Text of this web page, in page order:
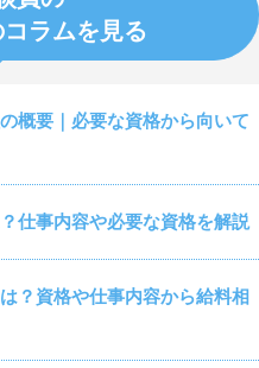
ラムを見る
概要｜必要な資格から向いて
仕事内容や必要な資格を解説
？資格や仕事内容から給料相